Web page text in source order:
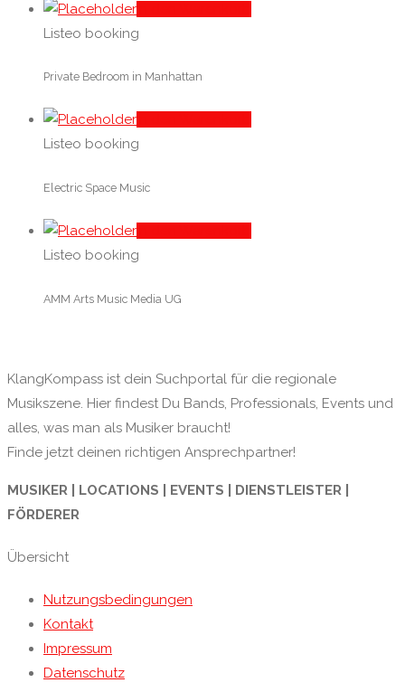
Listeo booking
Private Bedroom in Manhattan
Listeo booking
Electric Space Music
Listeo booking
AMM Arts Music Media UG
KlangKompass ist dein Suchportal für die regionale
Musikszene. Hier findest Du Bands, Professionals, Events und
alles, was man als Musiker braucht!
Finde jetzt deinen richtigen Ansprechpartner!
MUSIKER | LOCATIONS | EVENTS | DIENSTLEISTER |
FÖRDERER
Übersicht
Nutzungsbedingungen
Kontakt
Impressum
Datenschutz